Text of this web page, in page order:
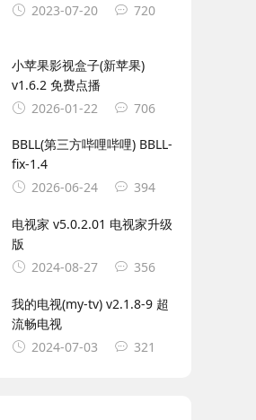
2023-07-20
720
小苹果影视盒子(新苹果)
v1.6.2 免费点播
2026-01-22
706
BBLL(第三方哔哩哔哩) BBLL-
fix-1.4
2026-06-24
394
电视家 v5.0.2.01 电视家升级
版
2024-08-27
356
我的电视(my-tv) v2.1.8-9 超
流畅电视
2024-07-03
321